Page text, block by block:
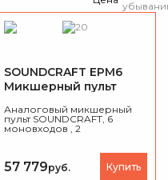
SOUNDCRAFT EPM6
Микшерный пульт
Аналоговый микшерный
пульт SOUNDCRAFT, 6
моновходов , 2
стереовхода, фейдеры
57 779руб. Купить